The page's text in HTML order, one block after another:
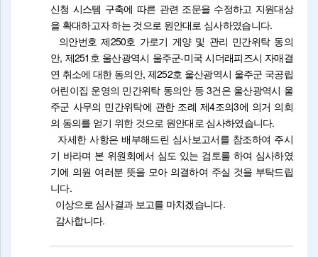
신청 시스템 구축에 따른 관련 조문을 수정하고 지원대상
을 확대하고자 하는 것으로 원안대로 심사하였습니다.
의안번호 제250호 가로기 게양 및 관리 민간위탁 동의
안, 제251호 울산광역시 울주군-미국 시더래피즈시 자매결
연 취소에 대한 동의안, 제252호 울산광역시 울주군 국공립
어린이집 운영의 민간위탁 동의안 등 3건은 울산광역시 울
주군 사무의 민간위탁에 관한 조례 제4조의3에 의거 의회
의 동의를 얻기 위한 것으로 원안대로 심사하였습니다.
자세한 사항은 배부해드린 심사보고서를 참조하여 주시
기 바라며 본 위원회에서 심도 있는 검토를 하여 심사하였
기에 의원 여러분 뜻을 모아 의결하여 주실 것을 부탁드립
니다.
이상으로 심사결과 보고를 마치겠습니다.
감사합니다.